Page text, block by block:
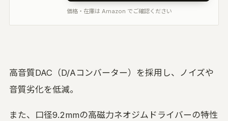
価格・在庫は Amazon でご確認ください
高音質DAC（D/Aコンバーター）を採用し、ノイズや
音質劣化を低減。
また、口径9.2mmの高磁力ネオジムドライバーの特性